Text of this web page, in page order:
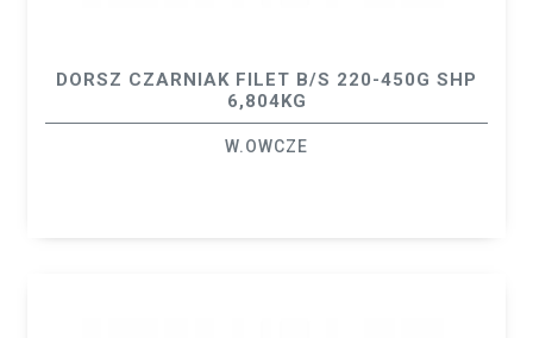
DORSZ CZARNIAK FILET B/S 220-450G SHP
6,804KG
W.OWCZE